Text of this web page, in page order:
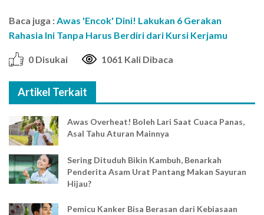
Baca juga :Awas 'Encok' Dini! Lakukan 6 Gerakan
Rahasia Ini Tanpa Harus Berdiri dari Kursi Kerjamu
0 Disukai 1061 Kali Dibaca
Artikel Terkait
Awas Overheat! Boleh Lari Saat Cuaca Panas,
Asal Tahu Aturan Mainnya
Sering Dituduh Bikin Kambuh, Benarkah
Penderita Asam Urat Pantang Makan Sayuran
Hijau?
Pemicu Kanker Bisa Berasan dari Kebiasaan